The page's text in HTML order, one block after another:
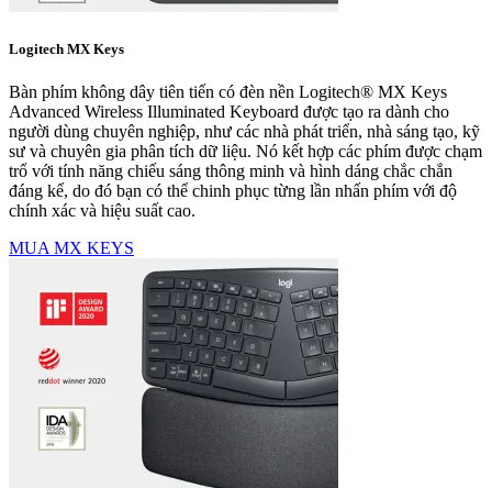
Logitech MX Keys
Bàn phím không dây tiên tiến có đèn nền Logitech® MX Keys
Advanced Wireless Illuminated Keyboard được tạo ra dành cho
người dùng chuyên nghiệp, như các nhà phát triển, nhà sáng tạo, kỹ
sư và chuyên gia phân tích dữ liệu. Nó kết hợp các phím được chạm
trổ với tính năng chiếu sáng thông minh và hình dáng chắc chắn
đáng kể, do đó bạn có thể chinh phục từng lần nhấn phím với độ
chính xác và hiệu suất cao.
MUA MX KEYS